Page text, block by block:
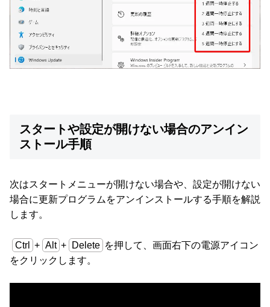
スタートや設定が開けない場合のアンイン
ストール手順
次はスタートメニューが開けない場合や、設定が開けない
場合に更新プログラムをアンインストールする手順を解説
します。
Ctrl + Alt + Delete を押して、画面右下の電源アイコン
をクリックします。